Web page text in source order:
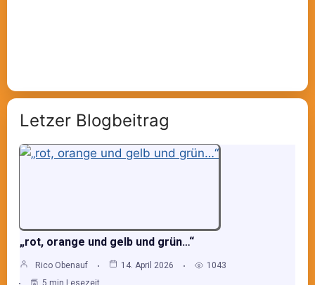
Letzer Blogbeitrag
„rot, orange und gelb und grün…“
Rico Obenauf 14. April 2026
1043